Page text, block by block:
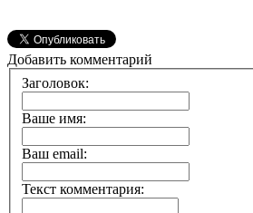
Добавить комментарий
Заголовок:
Ваше имя:
Ваш email:
Текст комментария: